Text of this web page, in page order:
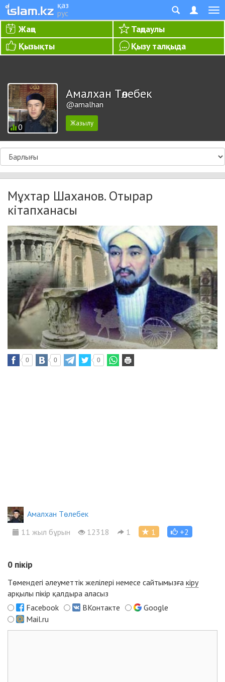
қаз
рус
Жаңа
Таңдаулы
Қызықты
Қызу талқыда
0
Амалхан Төлебек
@amalhan
Мұхтар Шаханов. Отырар
кітапханасы
0 0 0
Амалхан Төлебек
11 жыл бұрын
12318 1 1 +2
0 пікір
Төмендегі әлеуметтік желілері немесе сайтымызға кіру
арқылы пікір қалдыра аласыз
Facebook
ВКонтакте
Google
Mail.ru